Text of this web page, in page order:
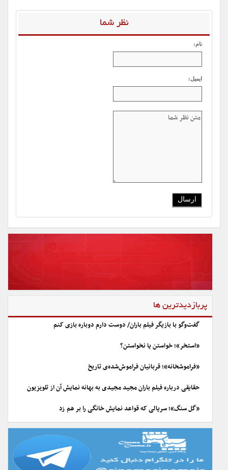
نظر شما
نام:
ایمیل:
پربازدیدترین ها
گفت‌وگو با بازیگر فیلم باران/ دوست دارم دوباره بازی کنم
«استخر»؛ خواستن یا نخواستن؟
«فراموشخانه»؛ قربانیان فراموش‌شده‌ی تاریخ
حقایقی درباره فیلم باران مجید مجیدی به بهانه نمایش آن از تلویزیون
«گل سنگ»؛ سریالی که قواعد نمایش خانگی را بر هم زد